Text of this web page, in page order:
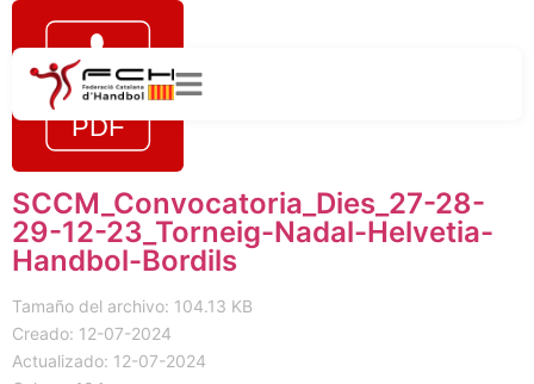
SCCM_Convocatoria_Dies_27-28-
29-12-23_Torneig-Nadal-Helvetia-
Handbol-Bordils
Tamaño del archivo: 104.13 KB
Creado: 12-07-2024
Actualizado: 12-07-2024